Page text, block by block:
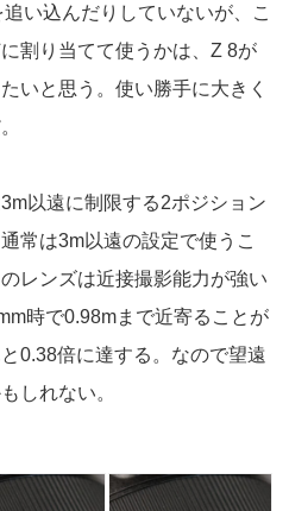
い込んだりしていないが、こ
割り当てて使うかは、Z 8が
いと思う。使い勝手に大きく
以遠に制限する2ポジション
常は3m以遠の設定で使うこ
レンズは近接撮影能力が強い
時で0.98mまで近寄ることが
0.38倍に達する。なので望遠
しれない。